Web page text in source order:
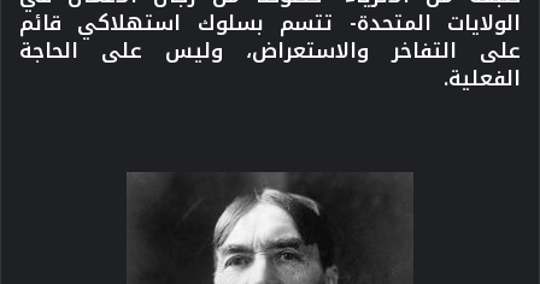
الولايات المتحدة- تتسم بسلوك استهلاكي قائم
على التفاخر والاستعراض، وليس على الحاجة
الفعلية.